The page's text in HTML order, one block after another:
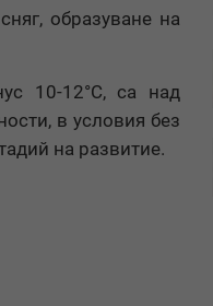
образуване на
10-12°С, са над
в условия без
на развитие.